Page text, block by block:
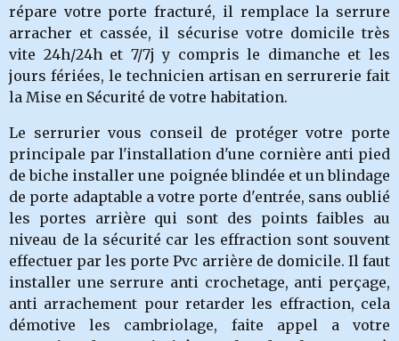
répare votre porte fracturé, il remplace la serrure
arracher et cassée, il sécurise votre domicile très
vite 24h/24h et 7/7j y compris le dimanche et les
jours fériées, le technicien artisan en serrurerie fait
la Mise en Sécurité de votre habitation.
Le serrurier vous conseil de protéger votre porte
principale par l'installation d'une cornière anti pied
de biche installer une poignée blindée et un blindage
de porte adaptable a votre porte d'entrée, sans oublié
les portes arrière qui sont des points faibles au
niveau de la sécurité car les effraction sont souvent
effectuer par les porte Pvc arrière de domicile. Il faut
installer une serrure anti crochetage, anti perçage,
anti arrachement pour retarder les effraction, cela
démotive les cambriolage, faite appel a votre